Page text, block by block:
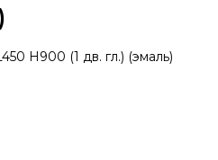
Н900 (1 дв. гл.) (эмаль)